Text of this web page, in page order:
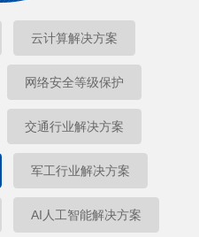
云计算解决方案
网络安全等级保护
交通行业解决方案
军工行业解决方案
AI人工智能解决方案